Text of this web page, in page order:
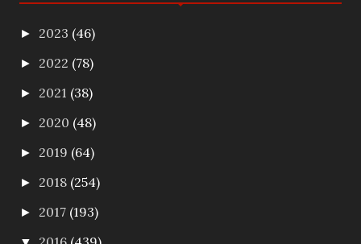
► 2023 (46)
► 2022 (78)
► 2021 (38)
► 2020 (48)
► 2019 (64)
► 2018 (254)
► 2017 (193)